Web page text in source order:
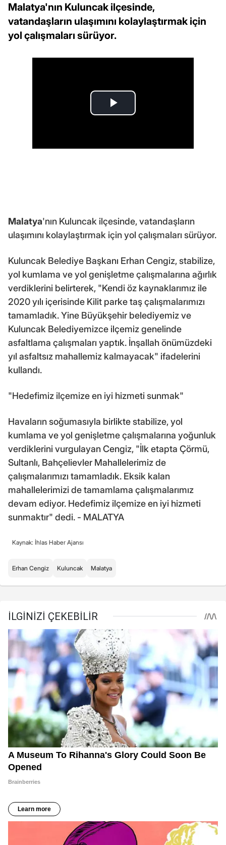
Malatya'nın Kuluncak ilçesinde,
vatandaşların ulaşımını kolaylaştırmak için
yol çalışmaları sürüyor.
Malatya'nın Kuluncak ilçesinde, vatandaşların
ulaşımını kolaylaştırmak için yol çalışmaları sürüyor.
Kuluncak Belediye Başkanı Erhan Cengiz, stabilize,
yol kumlama ve yol genişletme çalışmalarına ağırlık
verdiklerini belirterek, "Kendi öz kaynaklarımız ile
2020 yılı içerisinde Kilit parke taş çalışmalarımızı
tamamladık. Yine Büyükşehir belediyemiz ve
Kuluncak Belediyemizce ilçemiz genelinde
asfaltlama çalışmaları yaptık. İnşallah önümüzdeki
yıl asfaltsız mahallemiz kalmayacak" ifadelerini
kullandı.
"Hedefimiz ilçemize en iyi hizmeti sunmak"
Havaların soğumasıyla birlikte stabilize, yol
kumlama ve yol genişletme çalışmalarına yoğunluk
verdiklerini vurgulayan Cengiz, "İlk etapta Çörmü,
Sultanlı, Bahçelievler Mahallelerimiz de
çalışmalarımızı tamamladık. Eksik kalan
mahallelerimizi de tamamlama çalışmalarımız
devam ediyor. Hedefimiz ilçemize en iyi hizmeti
sunmaktır" dedi. - MALATYA
Kaynak: İhlas Haber Ajansı
Erhan Cengiz Kuluncak Malatya